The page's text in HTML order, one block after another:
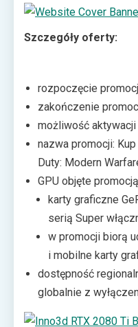
Szczegóły oferty:
rozpoczęcie
zakończenie
możliwość
nazwa promocji:
Duty: Modern
GPU objęte
karty graficzne
serią Super
w promocji biorą
i mobilne karty
dostępność
globalnie z